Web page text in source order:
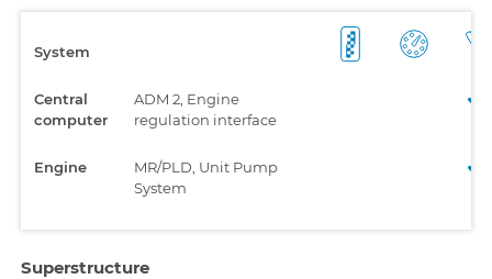
System
Central
computer
ADM 2, Engine
regulation interface
Engine
MR/PLD, Unit Pump
System
Superstructure